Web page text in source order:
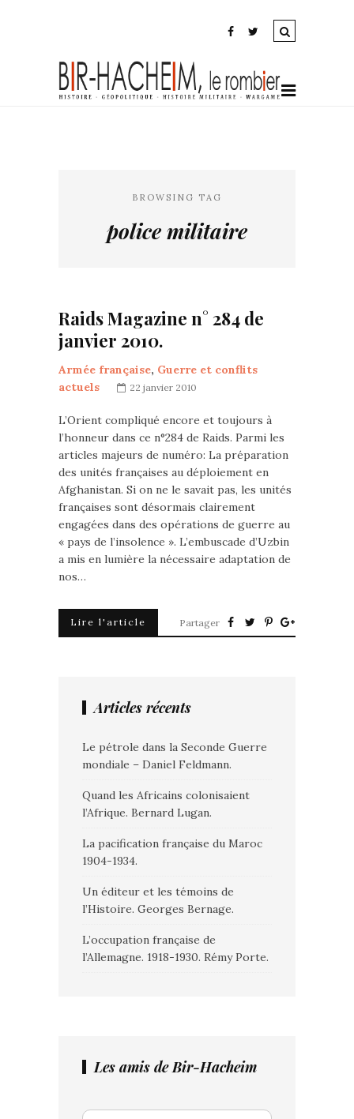
BROWSING TAG
police militaire
Raids Magazine n° 284 de
janvier 2010.
Armée française, Guerre et conflits
actuels
22 janvier 2010
L’Orient compliqué encore et toujours à
l’honneur dans ce n°284 de Raids. Parmi les
articles majeurs de numéro: La préparation
des unités françaises au déploiement en
Afghanistan. Si on ne le savait pas, les unités
françaises sont désormais clairement
engagées dans des opérations de guerre au
« pays de l’insolence ». L’embuscade d’Uzbin
a mis en lumière la nécessaire adaptation de
nos…
Lire l'article Partager
Articles récents
Le pétrole dans la Seconde Guerre
mondiale – Daniel Feldmann.
Quand les Africains colonisaient
l’Afrique. Bernard Lugan.
La pacification française du Maroc
1904-1934.
Un éditeur et les témoins de
l’Histoire. Georges Bernage.
L’occupation française de
l’Allemagne. 1918-1930. Rémy Porte.
Les amis de Bir-Hacheim